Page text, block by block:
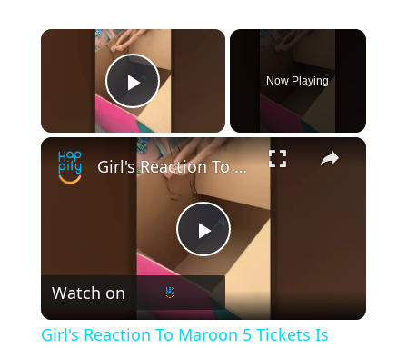
×
Play Video
Now Playing
×
P
l
Girl's Reaction To Maroon 5 Tickets Is Priceless | Happily TV
Watch on
Girl's Reaction To Maroon 5 Tickets Is